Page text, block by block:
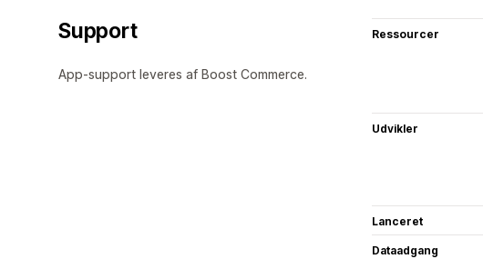
Support
App-support leveres af Boost Commerce.
Ressourcer
Udvikler
Lanceret
Dataadgang